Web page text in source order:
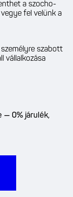
a szocho-
fel velünk a
szabott
vállalkozása
— 0% járulék,